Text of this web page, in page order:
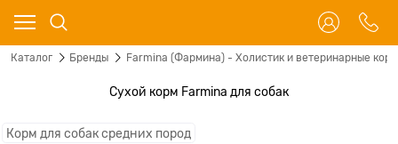
Каталог Бренды Farmina (Фармина) - Холистик и ветеринарные
Сухой корм Farmina для собак
Корм для собак средних пород